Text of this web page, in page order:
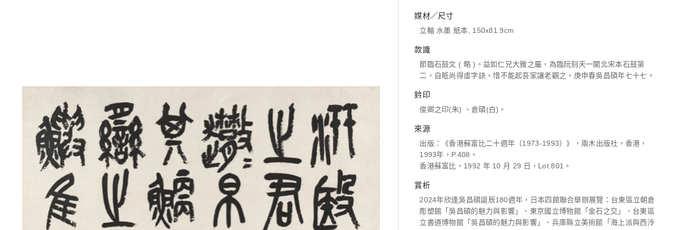
媒材／尺寸
立軸 水墨 紙本, 150x81.9cm
款識
節臨石鼓文 ( 略 )。益如仁兄大雅之屬，為臨阮刻天一閣北宋本石鼓第
二，自眂尚得虛字訣，惜不能起吾家讓老觀之，庚申春吳昌碩年七十七。
鈐印
俊卿之印(朱) 、倉碩(白)。
來源
出版：《香港蘇富比二十週年（1973-1993）》，兩木出版社，香港，
1993年，P.408。
香港蘇富比，1992 年 10 月 29 日，Lot.801。
賞析
2024年欣逢吳昌碩誕辰180週年，日本四館聯合舉辦展覽：台東區立朝倉
彫塑館「吳昌碩的魅力與影響」、東京國立博物館「金石之交」、台東區
立書道博物館「吳昌碩的魅力與影響」、兵庫縣立美術館「海上派與西泠